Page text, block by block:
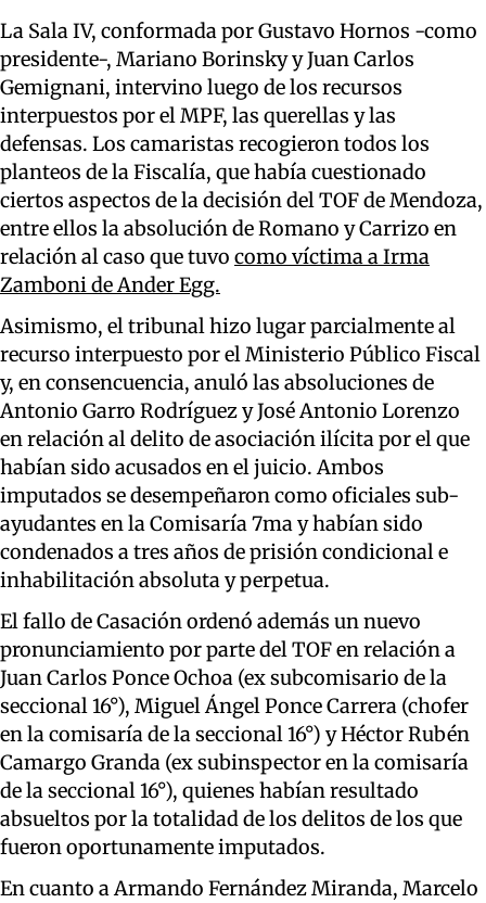
La Sala IV, conformada por Gustavo Hornos -como
presidente-, Mariano Borinsky y Juan Carlos
Gemignani, intervino luego de los recursos
interpuestos por el MPF, las querellas y las
defensas. Los camaristas recogieron todos los
planteos de la Fiscalía, que había cuestionado
ciertos aspectos de la decisión del TOF de Mendoza,
entre ellos la absolución de Romano y Carrizo en
relación al caso que tuvo como víctima a Irma
Zamboni de Ander Egg.
Asimismo, el tribunal hizo lugar parcialmente al
recurso interpuesto por el Ministerio Público Fiscal
y, en consencuencia, anuló las absoluciones de
Antonio Garro Rodríguez y José Antonio Lorenzo
en relación al delito de asociación ilícita por el que
habían sido acusados en el juicio. Ambos
imputados se desempeñaron como oficiales sub-
ayudantes en la Comisaría 7ma y habían sido
condenados a tres años de prisión condicional e
inhabilitación absoluta y perpetua.
El fallo de Casación ordenó además un nuevo
pronunciamiento por parte del TOF en relación a
Juan Carlos Ponce Ochoa (ex subcomisario de la
seccional 16°), Miguel Ángel Ponce Carrera (chofer
en la comisaría de la seccional 16°) y Héctor Rubén
Camargo Granda (ex subinspector en la comisaría
de la seccional 16°), quienes habían resultado
absueltos por la totalidad de los delitos de los que
fueron oportunamente imputados.
En cuanto a Armando Fernández Miranda, Marcelo